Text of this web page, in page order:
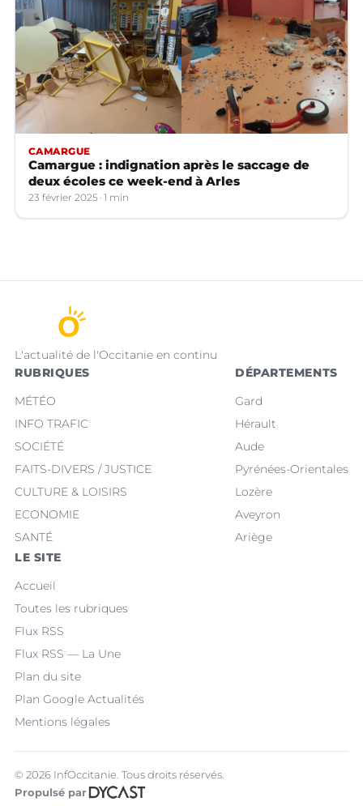
CAMARGUE
Camargue : indignation après le saccage de
deux écoles ce week-end à Arles
23 février 2025 1 min
L'actualité de l'Occitanie en continu
RUBRIQUES
MÉTÉO
INFO TRAFIC
SOCIÉTÉ
FAITS-DIVERS / JUSTICE
CULTURE & LOISIRS
ECONOMIE
SANTÉ
DÉPARTEMENTS
Gard
Hérault
Aude
Pyrénées-Orientales
Lozère
Aveyron
Ariège
LE SITE
Accueil
Toutes les rubriques
Flux RSS
Flux RSS — La Une
Plan du site
Plan Google Actualités
Mentions légales
© 2026 InfOccitanie. Tous droits réservés.
Propulsé par